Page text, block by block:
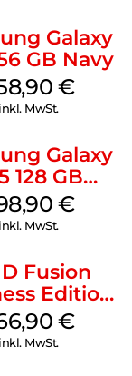
Galaxy
GB Navy
€
inkl. MwSt.
Galaxy
128 GB
€
inkl. MwSt.
Fusion
Edition
GB Grey
€
inkl. MwSt.